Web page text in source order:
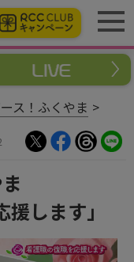
ス！ふくやま
ま
します」